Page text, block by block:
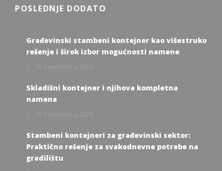
POSLEDNJE DODATO
Građevinski stambeni kontejner kao višestruko
rešenje i širok izbor mogućnosti namene
Skladišni kontejner i njihova kompletna
namena
Stambeni kontejneri za građevinski sektor:
Praktično rešenje za svakodnevne potrebe na
gradilištu